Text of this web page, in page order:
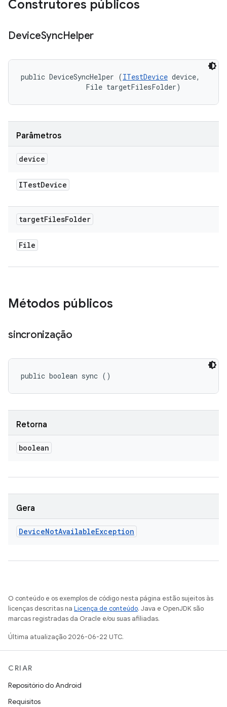
Construtores públicos
DeviceSyncHelper
public DeviceSyncHelper (ITestDevice device,
                File targetFilesFolder)
Parâmetros
device
ITestDevice
targetFilesFolder
File
Métodos públicos
sincronização
public boolean sync ()
Retorna
boolean
Gera
DeviceNotAvailableException
O conteúdo e os exemplos de código nesta página estão sujeitos às
licenças descritas na Licença de conteúdo. Java e OpenJDK são
marcas registradas da Oracle e/ou suas afiliadas.
Última atualização 2026-06-22 UTC.
CRIAR
Repositório do Android
Requisitos